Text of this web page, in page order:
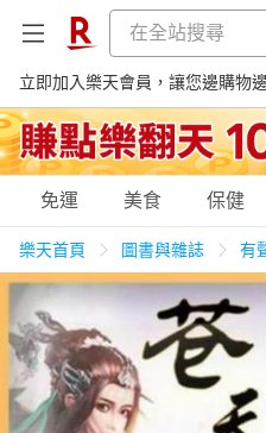
立即加入樂天會員，讓您邊購物
購物網分類
天天免運 美食蛋糕
居家生活 3C家電
免運 美食 保健
樂天首頁 圖書與雜誌 有